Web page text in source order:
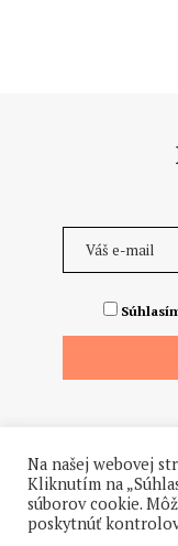
Na našej webovej
Kliknutím na
súborov cookie.
poskytnúť